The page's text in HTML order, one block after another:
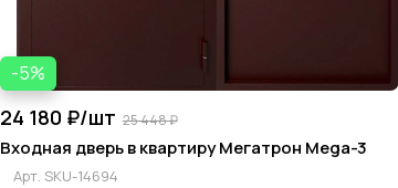
-5%
24 180 ₽/шт 25 448 ₽
Входная дверь в квартиру Мегатрон Mega-3
Арт. SKU-14694